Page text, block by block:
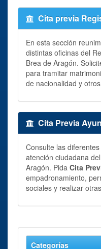
Cita previa
En esta sección
distintas oficinas del
Brea de Aragón.
para tramitar
de nacionalidad y
Cita Previa
Consulte las
atención ciudadana
Aragón. Pida Cita
empadronamiento,
sociales y realizar
Categorías